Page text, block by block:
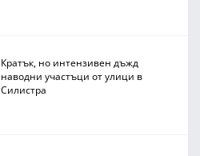
Кратък, но интензивен дъжд
наводни участъци от улици в
Силистра